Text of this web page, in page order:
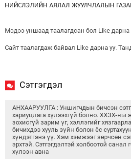
НИЙСЛЭЛИЙН АЯЛАЛ ЖУУЛЧЛАЛЫН
Мэдээ уншаад таалагдсан бол Like дарна
Сайт таалагдаж байвал Like дарна уу.
Сэтгэгдэл
АНХААРУУЛГА : Уншигчдын бичсэн
хариуцлага хүлээхгүй болно. ХХЗХ-ны
зохисгүй зарим үг, хэллэгийг
бичихдээ хууль зүйн болон ёс
хүндэтгэнэ үү. Хэм хэмжээг зөрчсөн
эрхтэй. Сэтгэгдэлтэй холбоотой санал
хүлээн авна